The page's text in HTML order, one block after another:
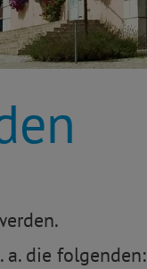
a. die folgenden: